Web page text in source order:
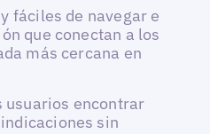
fáciles de navegar e
que conectan a los
más cercana en
usuarios encontrar
sin